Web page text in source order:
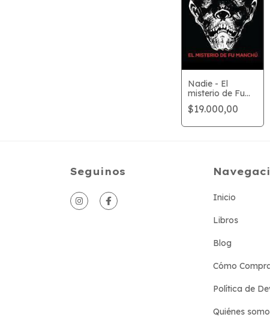
Nadie - El
misterio de Fu
Manchú
$19.000,00
Seguinos
Inicio
Libros
Blog
Cómo
Política de
Quiénes